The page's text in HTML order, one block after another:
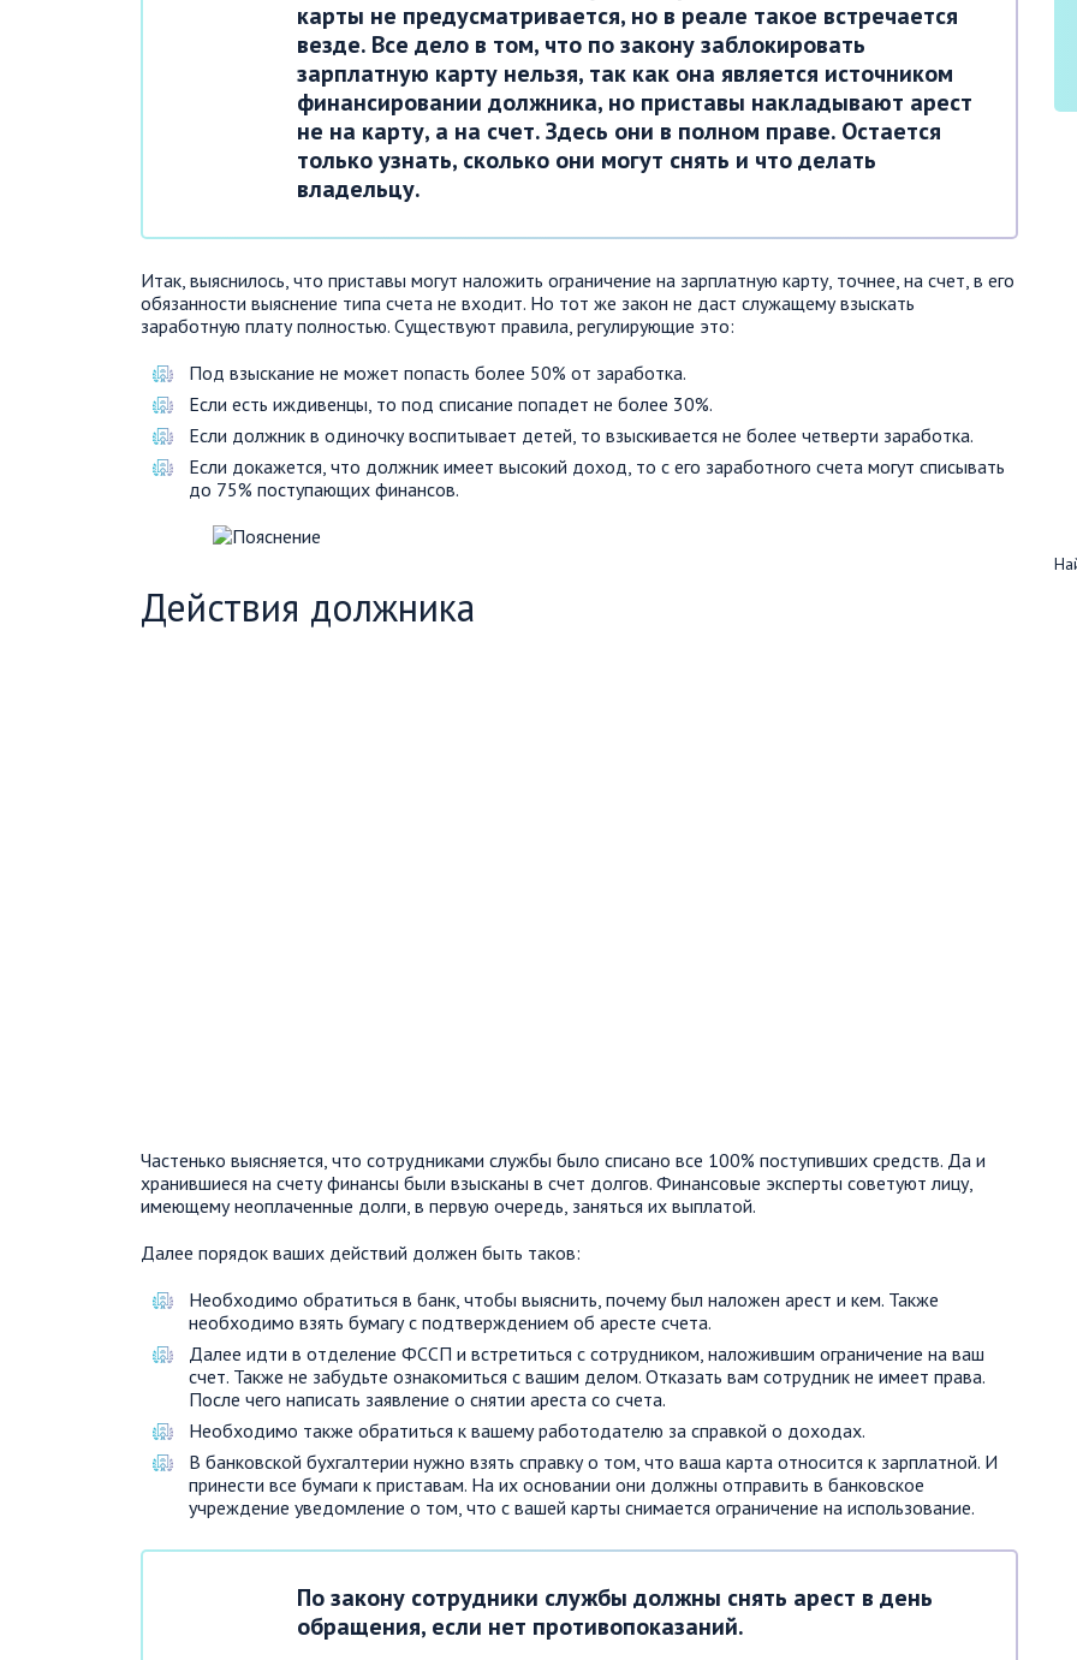
карты не предусматривается, но в реале такое встречается
везде. Все дело в том, что по закону заблокировать
зарплатную карту нельзя, так как она является источником
финансировании должника, но приставы накладывают арест
не на карту, а на счет. Здесь они в полном праве. Остается
только узнать, сколько они могут снять и что делать
владельцу.
Итак, выяснилось, что приставы могут наложить ограничение на зарплатную карту, точнее, на счет, в его
обязанности выяснение типа счета не входит. Но тот же закон не даст служащему взыскать
заработную плату полностью. Существуют правила, регулирующие это:
Под взыскание не может попасть более 50% от заработка.
Если есть иждивенцы, то под списание попадет не более 30%.
Если должник в одиночку воспитывает детей, то взыскивается не более четверти заработка.
Если докажется, что должник имеет высокий доход, то с его заработного счета могут списывать
до 75% поступающих финансов.
Действия должника
Частенько выясняется, что сотрудниками службы было списано все 100% поступивших средств. Да и
хранившиеся на счету финансы были взысканы в счет долгов. Финансовые эксперты советуют лицу,
имеющему неоплаченные долги, в первую очередь, заняться их выплатой.
Далее порядок ваших действий должен быть таков:
Необходимо обратиться в банк, чтобы выяснить, почему был наложен арест и кем. Также
необходимо взять бумагу с подтверждением об аресте счета.
Далее идти в отделение ФССП и встретиться с сотрудником, наложившим ограничение на ваш
счет. Также не забудьте ознакомиться с вашим делом. Отказать вам сотрудник не имеет права.
После чего написать заявление о снятии ареста со счета.
Необходимо также обратиться к вашему работодателю за справкой о доходах.
В банковской бухгалтерии нужно взять справку о том, что ваша карта относится к зарплатной. И
принести все бумаги к приставам. На их основании они должны отправить в банковское
учреждение уведомление о том, что с вашей карты снимается ограничение на использование.
По закону сотрудники службы должны снять арест в день
обращения, если нет противопоказаний.